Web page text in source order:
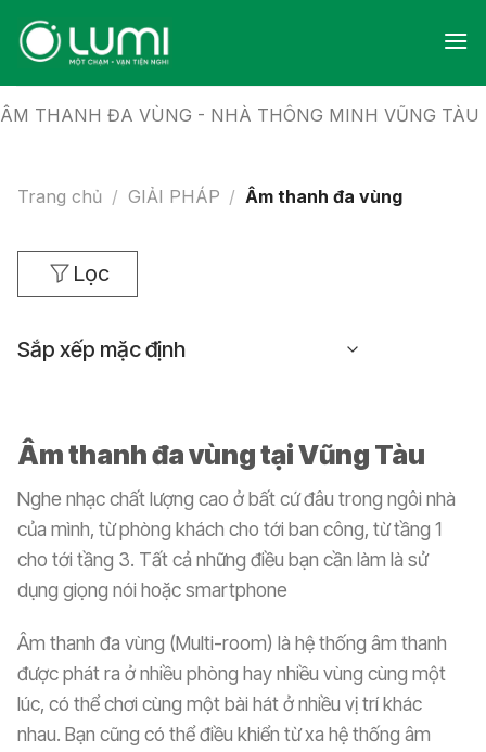
content
ÂM THANH ĐA VÙNG - NHÀ THÔNG MINH VŨNG TÀU
Trang chủ / GIẢI PHÁP / Âm thanh đa vùng
Lọc
Âm thanh đa vùng tại Vũng Tàu
Nghe nhạc chất lượng cao ở bất cứ đâu trong ngôi nhà
của mình, từ phòng khách cho tới ban công, từ tầng 1
cho tới tầng 3. Tất cả những điều bạn cần làm là sử
dụng giọng nói hoặc smartphone
Âm thanh đa vùng (Multi-room) là hệ thống âm thanh
được phát ra ở nhiều phòng hay nhiều vùng cùng một
lúc, có thể chơi cùng một bài hát ở nhiều vị trí khác
nhau. Bạn cũng có thể điều khiển từ xa hệ thống âm